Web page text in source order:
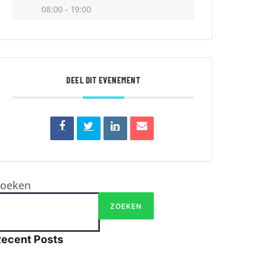
08:00 - 19:00
DEEL DIT EVENEMENT
ZOEKEN
Posts